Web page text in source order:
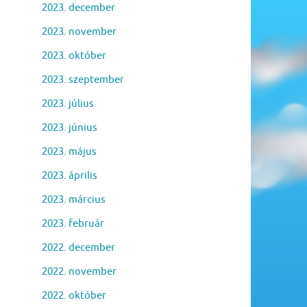
2023. december
2023. november
2023. október
2023. szeptember
2023. július
2023. június
2023. május
2023. április
2023. március
2023. február
2022. december
2022. november
2022. október